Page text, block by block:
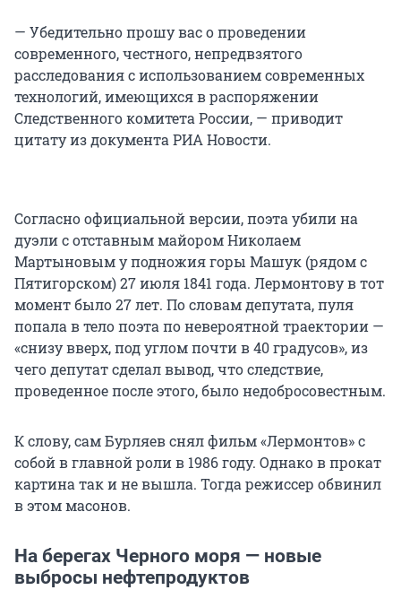
— Убедительно прошу вас о проведении
современного, честного, непредвзятого
расследования с использованием современных
технологий, имеющихся в распоряжении
Следственного комитета России, — приводит
цитату из документа РИА Новости.
Согласно официальной версии, поэта убили на
дуэли с отставным майором Николаем
Мартыновым у подножия горы Машук (рядом с
Пятигорском) 27 июля 1841 года. Лермонтову в тот
момент было 27 лет. По словам депутата, пуля
попала в тело поэта по невероятной траектории —
«снизу вверх, под углом почти в 40 градусов», из
чего депутат сделал вывод, что следствие,
проведенное после этого, было недобросовестным.
К слову, сам Бурляев снял фильм «Лермонтов» с
собой в главной роли в 1986 году. Однако в прокат
картина так и не вышла. Тогда режиссер обвинил
в этом масонов.
На берегах Черного моря — новые
выбросы нефтепродуктов